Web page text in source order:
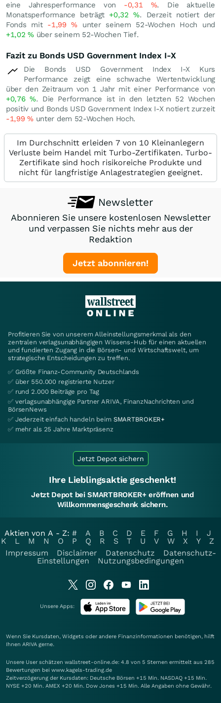
eine Jahresperformance von -0,31 %. Die aktuelle
Monatsperformance beträgt +0,32 %. Derzeit notiert der
Fonds mit -1,99% unter seinem 52-Wochen Hoch und
+1,02%über seinem 52-Wochen Tief.
Fazit zu Bonds USD Government Index I-X
Die Bonds USD Government Index I-X Kurs
Performance zeigt eine schwache Wertentwicklung
über den Zeitraum von 1 Jahr mit einer Performance von
+0,76 %. Die Performance ist in den letzten 52 Wochen
positiv und Bonds USD Government Index I-X notiert zurzeit
-1,99%unter dem 52-Wochen Hoch.
Im Durchschnitt erleiden 7 von 10 Kleinanlegern
Verluste beim Handel mit Turbo-Zertifikaten. Turbo-
Zertifikate sind hoch risikoreiche Produkte und
nicht für langfristige Anlagestrategien geeignet.
Newsletter
Abonnieren Sie unsere kostenlosen Newsletter
und verpassen Sie nichts mehr aus der
Redaktion
Jetzt abonnieren!
Profitieren Sie von unserem Alleinstellungsmerkmal als den
zentralen verlagsunabhängigen Wissens-Hub für einen aktuellen
und fundierten Zugang in die Börsen- und Wirtschaftswelt, um
strategische Entscheidungen zu treffen.
✅ Größte Finanz-Community Deutschlands
✅ über 550.000 registrierte Nutzer
✅ rund 2.000 Beiträge pro Tag
✅ verlagsunabhängige Partner ARIVA, FinanzNachrichten und
BörsenNews
✅ Jederzeit einfach handeln beim SMARTBROKER+
✅ mehr als 25 Jahre Marktpräsenz
Jetzt Depot sichern
Ihre Lieblingsaktie geschenkt!
Jetzt Depot bei SMARTBROKER+ eröffnen und
Willkommensgeschenk sichern.
Aktien von A - Z: # A B C D E F G H I
J
K
L M N O P Q R S T U V W X Y
Z
Impressum
Disclaimer Datenschutz
Datenschutz-
Einstellungen
Nutzungsbedingungen
Unsere Apps:
Wenn Sie Kursdaten, Widgets oder andere Finanzinformationen benötigen, hilft
Ihnen ARIVA gerne.
Unsere User schätzen wallstreet-online.de: 4.8 von 5 Sternen ermittelt aus 285
Bewertungen bei www.kagels-trading.de
Zeitverzögerung der Kursdaten: Deutsche Börsen +15 Min. NASDAQ +15 Min.
NYSE +20 Min. AMEX +20 Min. Dow Jones +15 Min. Alle Angaben ohne Gewähr.